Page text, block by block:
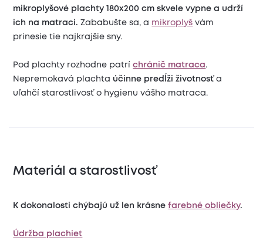
mikroplyšové plachty 180x200 cm skvele vypne a udrží
ich na matraci. Zababušte sa, a mikroplyš vám
prinesie tie najkrajšie sny.
Pod plachty rozhodne patríchránič matraca .
Nepremokavá plachta účinne predĺži životnosťa
uľahčí starostlivosť o hygienu vášho matraca.
Materiál a starostlivosť
K dokonalosti chýbajú už len krásnefarebné obliečky.
Údržba plachiet